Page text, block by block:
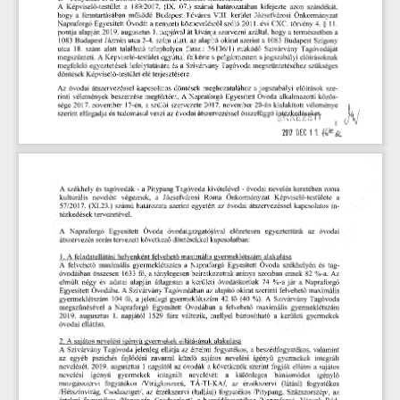
A  Képviselő-testület
   a
  189/2017.
  (IX.
  07.)
  számú
  határozatában
  kifejezte
  azon
  szándékát,
hogy
  a  fenntartásában
  működő
  Budapest
  Főváros
  VIII.
  kerület
  Józsefvárosi
  Önkormányzat
Napraforgó Egyesített
  Óvodát
  a nemzeti
  köznevelésről
  szóló
  2011.
  évi
  CXC.
  törvény
  4.
  §  11.
pontja alapján
  2019.
  augusztus
  1.
napjával
  át
kívánja szervezni
  azáltal,
  hogy
  a természetben
  a
1083
  Budapest
  Jázmin
  utca
2-4.
  szám
  alatt,
  az
  alapító
  okirat
  szerint
  a  1083
  Budapest
  Szigony
utca
   18.
  szám
  alatt
  található
  telephelyen
  (hrsz.:
  36136/1)
  működő
  Szivárvány
  Tagóvodáját
megszünteti.
  A
Képviselő-testület
  egyúttal
  felkérte
a polgármestert
  a jogszabályi
  előírásoknak
megfelelő
  egyeztetések
  lefolytatására
és
  a  Szivárvány
  Tagóvoda
megszüntetéséhez
  szükséges
döntések
  Képviselő-testület
  elé
terjesztésére.
Az
  óvodai
  átszervezéssel
  kapcsolatos
  döntések
  meghozatalához
  a jogszabályi
  előírások
  sze-
rinti
  vélemények
  beszerzése
  megtörtént.
  A
  Napraforgó
  Egyesített
  Óvoda
  alkalmazotti
  közös-
sége
  2017.
  november
  17-én,
  a  szülői
  szervezete
  2017.
  november
  20-án
  kialakított
  véleménye
szerint
  elfogadja
és tudomásul
  veszi
  az
óvodai
  átszervezéssel
  összefüggő
intéz&edéspkffc
2017     DEC
  1  1.    (^éc
A  székhely
  és
  tagóvodák
  -  a Pitypang
  Tagóvoda
  kivételével
  - óvodai
  nevelés
  keretében
  roma
kulturális
   nevelést
   végeznek,
   a
   Józsefvárosi
   Roma
   Önkormányzat
   Képviselő-testülete
   a
57/2017.
  (XI.23.)
  számú
  határozata
  szerint
  egyetért
  az
  óvodai
  átszervezéssel
  kapcsolatos
  in-
tézkedések
  tervezetével.
A   Napraforgó
   Egyesített
   Óvoda
   óvodaigazgatójával
   előzetesen
   egyeztettünk
   az
   óvodai
átszervezés
  során
tervezett
  következő
  döntésekkel
  kapcsolatban:
1.   A  feladatellátási helyenként
  felvehető
maximális
  gyermeklétszám
  alakulása
A  felvehető
  maximális
  gyermeklétszám
  a  Napraforgó
  Egyesített
  Óvoda
  székhelyén
  és
  tag-
óvodáiban
  összesen
  1633
  fő,
  a  ténylegesen
  beiratkozottak
  aránya
  azonban
  ennek
  82
  %-a.
  Az
elmúlt
  négy
  év
  adatai
  alapján
  átlagosan
  a  kerületi
  óvodáskorúak
  74
  %-a
  jár
  a
  Napraforgó
Egyesített
  Óvodába.
  A
Szivárvány Tagóvodában
  az
alapító
  okirat
  szerinti
  felvehető
  maximális
gyermeklétszám
   104
  fő,
  a jelenlegi
  gyermeklétszám
  42
  fő
  (40
  %).
  A
  Szivárvány
  Tagóvoda
megszűnésével
   a
  Napraforgó
  Egyesített
  Óvodában
  a
  felvehető
  maximális
   gyermeklétszám
2019.
  augusztus
   1.
  napjától
  1529
  főre
  változik,
  mellyel
  biztosítható
  a
  kerületi
   gyermekek
óvodai
  ellátása.
2.    A sajátos nevelési
  igényű
  gyermekek
  ellátásának
  alakulása
A  Szivárvány
  Tagóvoda
jelenleg
  ellátja
  az
  értelmi
  fogyatékos,
  a beszédfogyatékos,
  valamint
az    egyéb
   pszichés
   fejlődési
  zavarral
   küzdő
   sajátos
  nevelési
   igényű
  gyermekek
   integrált
nevelését.
  2019.
  augusztus
  1
napjától
  az
  óvodák
  a  következők
  szerint
  fogják
  ellátni
  a  sajátos
nevelési
     igényű
    gyermekek
    integrált
    nevelését:
    a
    különleges
    bánásmódot
     igénylő
mozgásszervi
   fogyatékos
   /Virágkoszorú,
   TÁ-TI-KA/,
   az
   érzékszervi
   (látási)
   fogyatékos
/Hétszínvirág,
  Csodasziget/,
  az
  érzékszervi
  (hallási)
  fogyatékos
  /Pitypang,
  Százszorszép/,
  az